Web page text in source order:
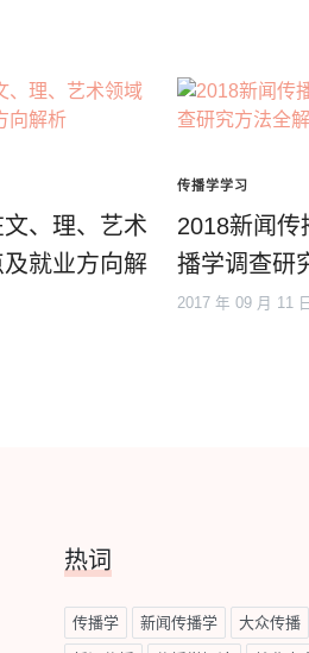
、理、艺术
就业方向解
传播学学习
2018新闻传
播学调查研
2017 年 09 月 11 日
热词
传播学 新闻传播学 大众传播